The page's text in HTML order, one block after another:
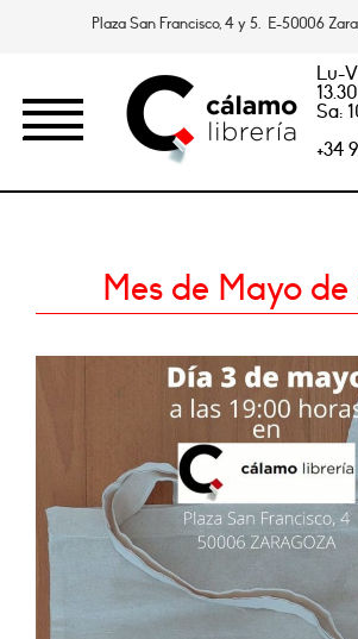
Plaza San Francisco, 4 y 5. E-50006
Lu-
Sa:
+34
Mes de Mayo de